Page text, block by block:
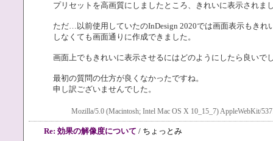
プリセットを高画質にしましたところ、きれいに表示されま
ただ…以前使用していたのInDesign 2020では画面表示もきれ
しなくても画面通りに作成できました。
画面上でもきれいに表示させるにはどのようにしたら良いで
最初の質問の仕方が良くなかったですね。
申し訳ございませんでした。
Mozilla/5.0 (Macintosh; Intel Mac OS X 10_15_7) AppleWebKit/
Re: 効果の解像度について / ちょっとみ